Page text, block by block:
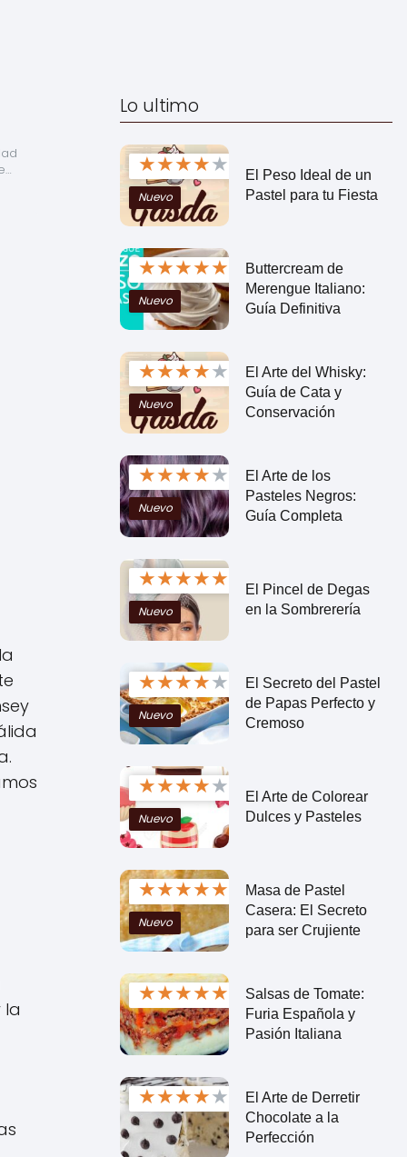
la
Lo ultimo
★★★★★
Nuevo
El Peso Ideal de un
Pastel para tu Fiesta
★★★★★
Nuevo
Buttercream de
Merengue Italiano:
Guía Definitiva
★★★★★
Nuevo
El Arte del Whisky:
Guía de Cata y
Conservación
★★★★★
Nuevo
El Arte de los
Pasteles Negros:
Guía Completa
★★★★★
Nuevo
El Pincel de Degas
en la Sombrerería
★★★★★
Nuevo
El Secreto del Pastel
de Papas Perfecto y
Cremoso
★★★★★
Nuevo
El Arte de Colorear
Dulces y Pasteles
★★★★★
Nuevo
Masa de Pastel
Casera: El Secreto
para ser Crujiente
★★★★★
Salsas de Tomate:
Furia Española y
Pasión Italiana
★★★★★
El Arte de Derretir
Chocolate a la
Perfección